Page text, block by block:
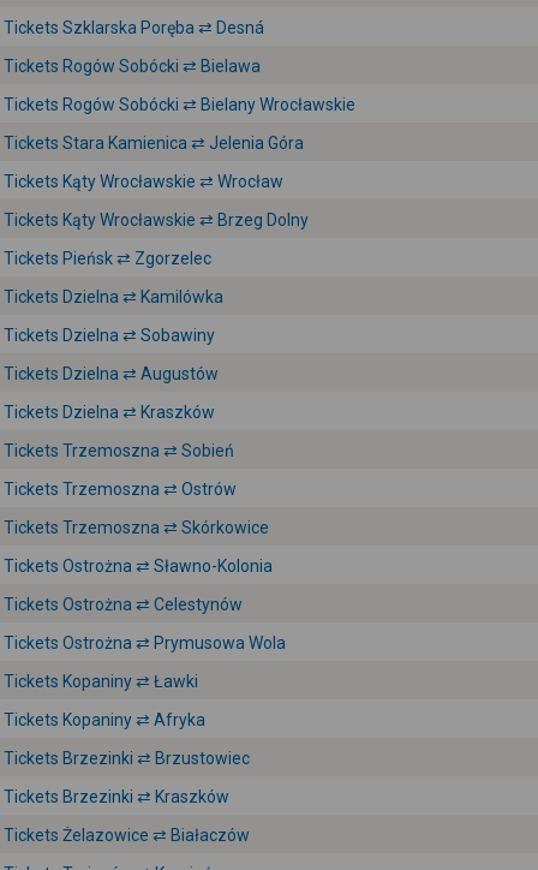
Tickets Szklarska Poręba ⇄ Desná
Tickets Rogów Sobócki ⇄ Bielawa
Tickets Rogów Sobócki ⇄ Bielany Wrocławskie
Tickets Stara Kamienica ⇄ Jelenia Góra
Tickets Kąty Wrocławskie ⇄ Wrocław
Tickets Kąty Wrocławskie ⇄ Brzeg Dolny
Tickets Pieńsk ⇄ Zgorzelec
Tickets Dzielna ⇄ Kamilówka
Tickets Dzielna ⇄ Sobawiny
Tickets Dzielna ⇄ Augustów
Tickets Dzielna ⇄ Kraszków
Tickets Trzemoszna ⇄ Sobień
Tickets Trzemoszna ⇄ Ostrów
Tickets Trzemoszna ⇄ Skórkowice
Tickets Ostrożna ⇄ Sławno-Kolonia
Tickets Ostrożna ⇄ Celestynów
Tickets Ostrożna ⇄ Prymusowa Wola
Tickets Kopaniny ⇄ Ławki
Tickets Kopaniny ⇄ Afryka
Tickets Brzezinki ⇄ Brzustowiec
Tickets Brzezinki ⇄ Kraszków
Tickets Żelazowice ⇄ Białaczów